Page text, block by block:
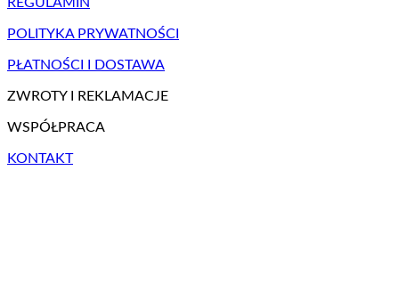
REGULAMIN
POLITYKA PRYWATNOŚCI
PŁATNOŚCI I DOSTAWA
ZWROTY I REKLAMACJE
WSPÓŁPRACA
KONTAKT